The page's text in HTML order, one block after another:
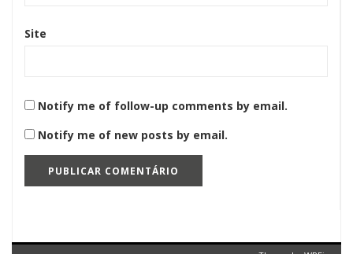
Site
Notify me of follow-up comments by email.
Notify me of new posts by email.